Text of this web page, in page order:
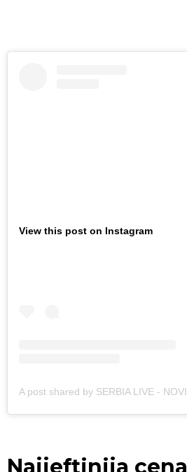
View this post on Instagram
Najjeftinija cena